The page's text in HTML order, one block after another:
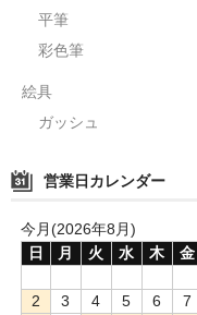
平筆
彩色筆
絵具
ガッシュ
営業日カレンダー
今月(2026年8月)
日
月 火 水 木 金
2
3 4 5 6 7